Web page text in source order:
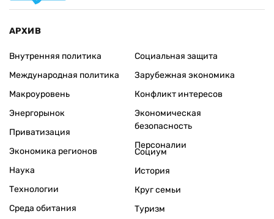
АРХИВ
Внутренняя политика
Международная политика
Макроуровень
Энергорынок
Приватизация
Экономика регионов
Социальная защита
Зарубежная экономика
Конфликт интересов
Экономическая
безопасность
Персоналии
Наука
Технологии
Среда обитания
Социум
История
Круг семьи
Туризм